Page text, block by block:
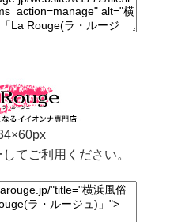
てご利用ください。